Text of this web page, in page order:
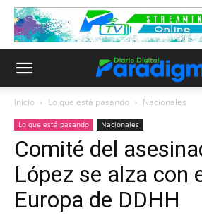
Inicio Lo que está pasando Nacionales
Lo que está pasando Nacionales
Comité del
López se alza con
Europa de DDHH